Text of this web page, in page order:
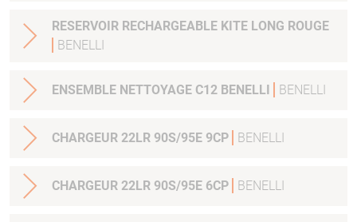
RESERVOIR RECHARGEABLE KITE LONG ROUGE
BENELLI
ENSEMBLE NETTOYAGE C12 BENELLI BENELLI
CHARGEUR 22LR 90S/95E 9CP BENELLI
CHARGEUR 22LR 90S/95E 6CP BENELLI